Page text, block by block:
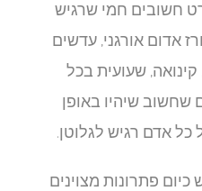
חשובים חמי שרגיש
אדום אורגני, עדשים
קינואה, שעועית בכל
שחשוב שיהיו באופן
אדם רגיש לגלוטן.
פתרונות מצוינים